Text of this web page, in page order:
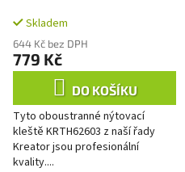
t
ů
Skladem
644 Kč bez DPH
779 Kč
DO KOŠÍKU
Tyto oboustranné nýtovací
kleště KRTH62603 z naší řady
Kreator jsou profesionální
kvality....